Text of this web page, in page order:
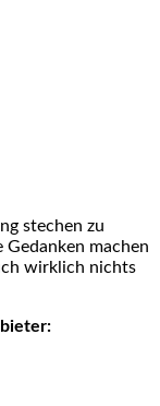
stechen zu
Gedanken machen
wirklich nichts